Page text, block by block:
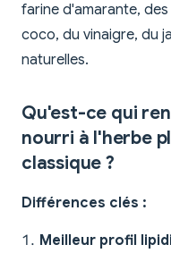
farine d'amarante,
coco, du vinaigre, du
naturelles.
Qu'est-ce qui
nourri à l'herbe
classique ?
Différences clés :
Meilleur profil